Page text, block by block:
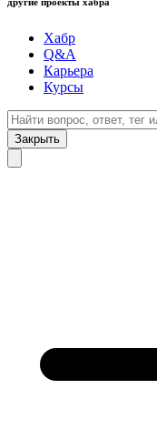
Хабр
Q&A
Карьера
Курсы
Закрыть